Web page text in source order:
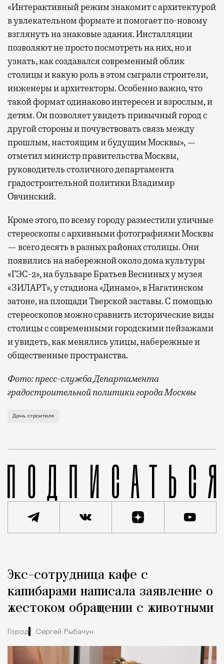
«Интерактивный режим знакомит с архитектурой
в увлекательном формате и помогает по-новому
взглянуть на знаковые здания. Инсталляции
позволяют не просто посмотреть на них, но и
узнать, как создавался современный облик
столицы и какую роль в этом сыграли строители,
инженеры и архитекторы. Особенно важно, что
такой формат одинаково интересен и взрослым, и
детям. Он позволяет увидеть привычный город с
другой стороны и почувствовать связь между
прошлым, настоящим и будущим Москвы», —
отметил министр правительства Москвы,
руководитель столичного департамента
градостроительной политики Владимир
Овчинский.
Кроме этого, по всему городу разместили уличные
стереоскопы с архивными фотографиями Москвы
— всего десять в разных районах столицы. Они
появились на набережной около дома культуры
«ГЭС-2», на бульваре Братьев Весниных у музея
«ЗИЛАРТ», у стадиона «Динамо», в Нагатинском
затоне, на площади Тверской заставы. С помощью
стереоскопов можно сравнить исторические виды
столицы с современными городскими пейзажами
и увидеть, как менялись улицы, набережные и
общественные пространства.
Фото: пресс-служба Департамента
градостроительной политики города Москвы
В этом году профессиональный праздник День
День строителя
Город
Экс-сотрудница кафе с
капибарами написала заявление о
жестоком обращении с животными
Город Сергей Рыбачук